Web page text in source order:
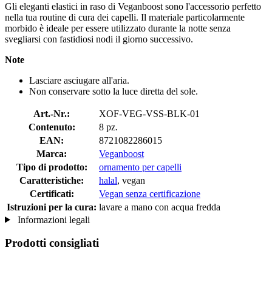
Gli eleganti elastici in raso di Veganboost sono l'accessorio perfetto
nella tua routine di cura dei capelli. Il materiale particolarmente
morbido è ideale per essere utilizzato durante la notte senza
svegliarsi con fastidiosi nodi il giorno successivo.
Note
Lasciare asciugare all'aria.
Non conservare sotto la luce diretta del sole.
Art.-Nr.:
XOF-VEG-VSS-BLK-01
Contenuto:
8 pz.
EAN:
8721082286015
Marca:
Veganboost
Tipo di prodotto:
ornamento per capelli
Caratteristiche:
halal, vegan
Certificati:
Vegan senza certificazione
Istruzioni per la cura: lavare a mano con acqua fredda
Informazioni legali
Prodotti consigliati